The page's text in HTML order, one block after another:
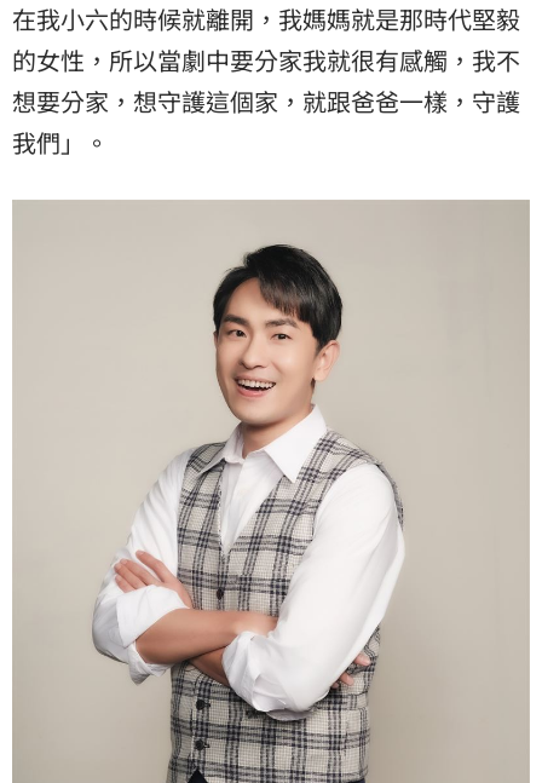
在我小六的時候就離開，我媽媽就是那時代堅毅
的女性，所以當劇中要分家我就很有感觸，我不
想要分家，想守護這個家，就跟爸爸一樣，守護
我們」。